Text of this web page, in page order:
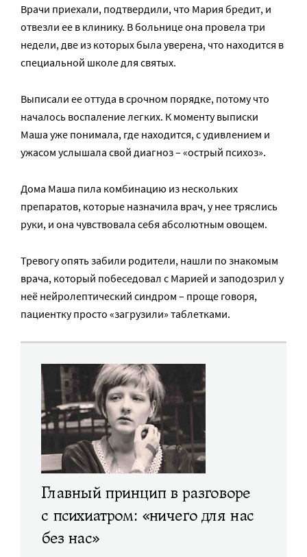
Врачи приехали, подтвердили, что Мария бредит, и
отвезли ее в клинику. В больнице она провела три
недели, две из которых была уверена, что находится в
специальной школе для святых.
Выписали ее оттуда в срочном порядке, потому что
началось воспаление легких. К моменту выписки
Маша уже понимала, где находится, с удивлением и
ужасом услышала свой диагноз – «острый психоз».
Дома Маша пила комбинацию из нескольких
препаратов, которые назначила врач, у нее тряслись
руки, и она чувствовала себя абсолютным овощем.
Тревогу опять забили родители, нашли по знакомым
врача, который побеседовал с Марией и заподозрил у
неё нейролептический синдром – проще говоря,
пациентку просто «загрузили» таблетками.
Главный принцип в разговоре
с психиатром: «ничего для нас
без нас»